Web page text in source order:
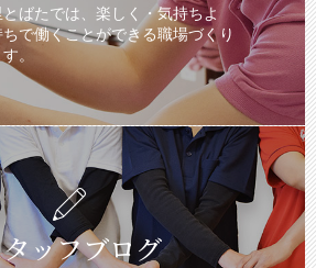
ばたでは、楽しく・気持ちよ
で働くことができる職場づくり
。
ッフブログ